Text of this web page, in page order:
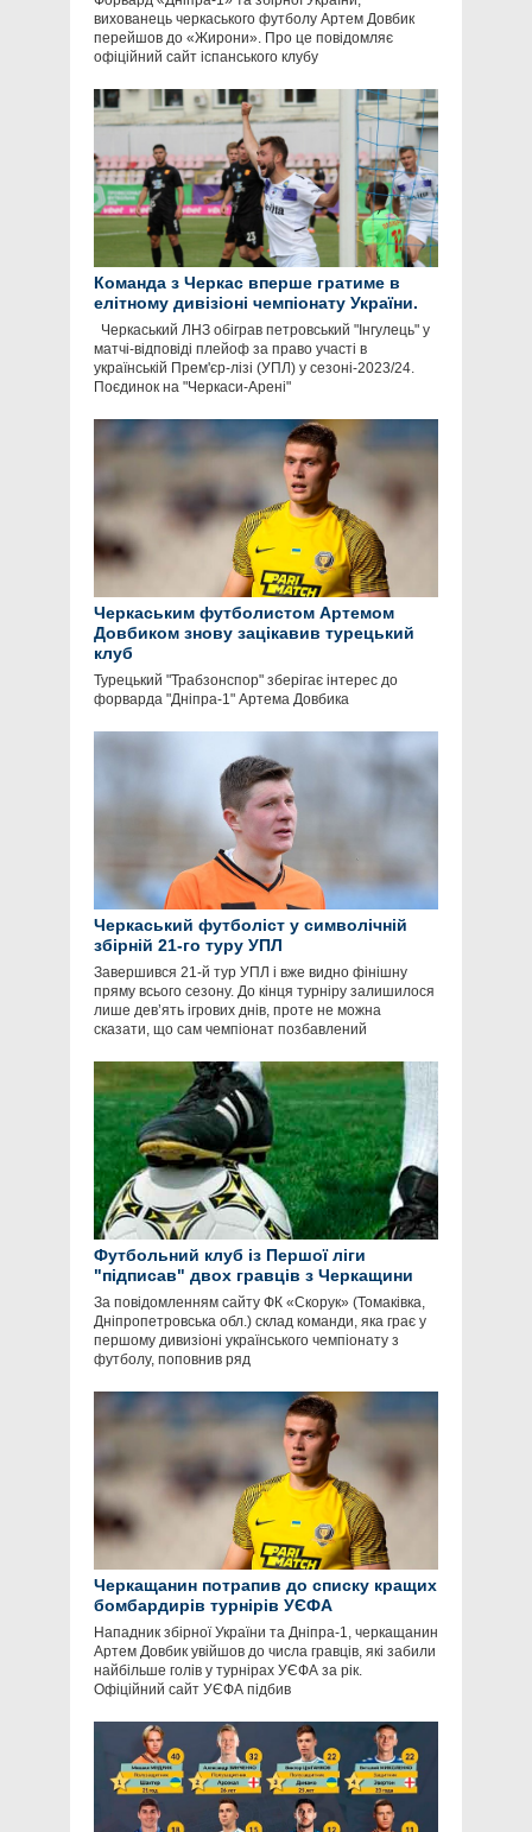
вихованець черкаського футболу Артем Довбик
перейшов до «Жирони». Про це повідомляє
офіційний сайт іспанського клубу
Команда з Черкас вперше гратиме в
елітному дивізіоні чемпіонату України.
Черкаський ЛНЗ обіграв петровський "Інгулець" у
матчі-відповіді плейоф за право участі в
українській Прем'єр-лізі (УПЛ) у сезоні-2023/24.
Поєдинок на "Черкаси-Арені"
Черкаським футболистом Артемом
Довбиком знову зацікавив турецький
клуб
Турецький "Трабзонспор" зберігає інтерес до
форварда "Дніпра-1" Артема Довбика
Черкаський футболіст у символічній
збірній 21-го туру УПЛ
Завершився 21-й тур УПЛ і вже видно фінішну
пряму всього сезону. До кінця турніру залишилося
лише дев’ять ігрових днів, проте не можна
сказати, що сам чемпіонат позбавлений
Футбольний клуб із Першої ліги
"підписав" двох гравців з Черкащини
За повідомленням сайту ФК «Скорук» (Томаківка,
Дніпропетровська обл.) склад команди, яка грає у
першому дивизіоні українського чемпіонату з
футболу, поповнив ряд
Черкащанин потрапив до списку кращих
бомбардирів турнірів УЄФА
Нападник збірної України та Дніпра-1, черкащанин
Артем Довбик увійшов до числа гравців, які забили
найбільше голів у турнірах УЄФА за рік.
Офіційний сайт УЄФА підбив